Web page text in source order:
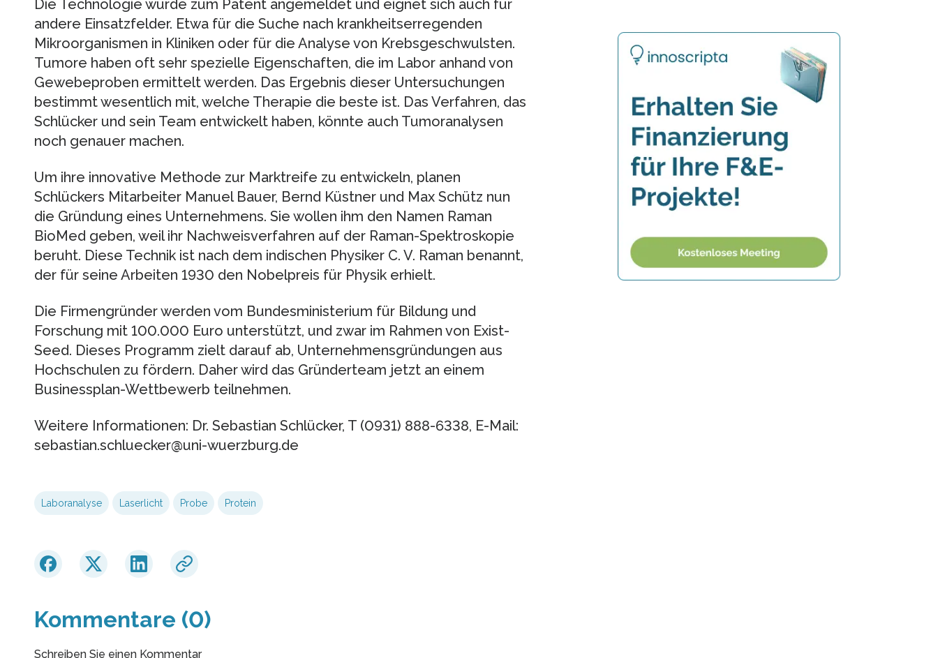
Die Technologie wurde zum Patent angemeldet und eignet sich auch für
andere Einsatzfelder. Etwa für die Suche nach krankheitserregenden
Mikroorganismen in Kliniken oder für die Analyse von Krebsgeschwulsten.
Tumore haben oft sehr spezielle Eigenschaften, die im Labor anhand von
Gewebeproben ermittelt werden. Das Ergebnis dieser Untersuchungen
bestimmt wesentlich mit, welche Therapie die beste ist. Das Verfahren, das
Schlücker und sein Team entwickelt haben, könnte auch Tumoranalysen
noch genauer machen.
Um ihre innovative Methode zur Marktreife zu entwickeln, planen
Schlückers Mitarbeiter Manuel Bauer, Bernd Küstner und Max Schütz nun
die Gründung eines Unternehmens. Sie wollen ihm den Namen Raman
BioMed geben, weil ihr Nachweisverfahren auf der Raman-Spektroskopie
beruht. Diese Technik ist nach dem indischen Physiker C. V. Raman benannt,
der für seine Arbeiten 1930 den Nobelpreis für Physik erhielt.
Die Firmengründer werden vom Bundesministerium für Bildung und
Forschung mit 100.000 Euro unterstützt, und zwar im Rahmen von Exist-
Seed. Dieses Programm zielt darauf ab, Unternehmensgründungen aus
Hochschulen zu fördern. Daher wird das Gründerteam jetzt an einem
Businessplan-Wettbewerb teilnehmen.
Weitere Informationen: Dr. Sebastian Schlücker, T (0931) 888-6338, E-Mail:
sebastian.schluecker@uni-wuerzburg.de
Laboranalyse Laserlicht Probe Protein
Kommentare (0)
Schreiben Sie einen Kommentar